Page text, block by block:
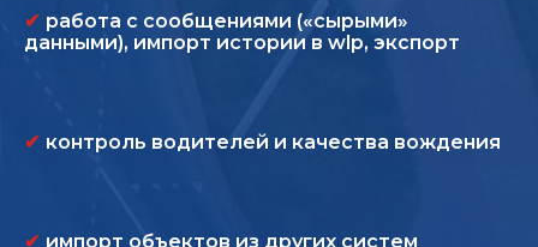
✔ работа с сообщениями («сырыми»
данными), импорт истории в wlp, экспорт
✔ контроль водителей и качества вождения
✔ импорт объектов из других систем